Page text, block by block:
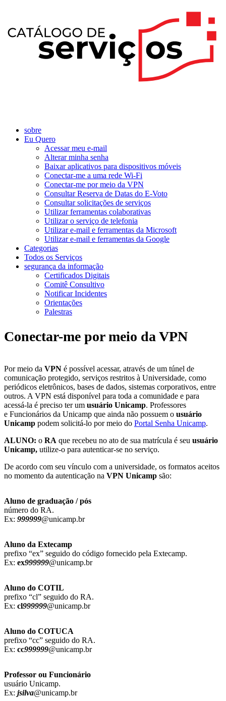
sobre
Eu Quero
Acessar meu e-mail
Alterar minha senha
Baixar aplicativos para dispositivos móveis
Conectar-me a uma rede Wi-Fi
Conectar-me por meio da VPN
Consultar Reserva de Datas do E-Voto
Consultar solicitações de serviços
Utilizar ferramentas colaborativas
Utilizar o serviço de telefonia
Utilizar e-mail e ferramentas da Microsoft
Utilizar e-mail e ferramentas da Google
Categorias
Todos os Serviços
segurança da informação
Certificados Digitais
Comitê Consultivo
Notificar Incidentes
Orientações
Palestras
Conectar-me por meio da VPN
Por meio da VPN é possível acessar, através de um túnel de
comunicação protegido, serviços restritos à Universidade, como
periódicos eletrônicos, bases de dados, sistemas corporativos, entre
outros. A VPN está disponível para toda a comunidade e para
acessá-la é preciso ter um usuário Unicamp. Professores
e Funcionários da Unicamp que ainda não possuem o usuário
Unicamp podem solicitá-lo por meio do Portal Senha Unicamp.
ALUNO: o RA que recebeu no ato de sua matrícula é seu usuário
Unicamp, utilize-o para autenticar-se no serviço.
De acordo com seu vínculo com a universidade, os formatos aceitos
no momento da autenticação na VPN Unicamp são:
Aluno de graduação / pós
número do RA.
Ex: 999999@unicamp.br
Aluno da Extecamp
prefixo “ex” seguido do código fornecido pela Extecamp.
Ex: ex999999@unicamp.br
Aluno do COTIL
prefixo “cl” seguido do RA.
Ex: cl999999@unicamp.br
Aluno do COTUCA
prefixo “cc” seguido do RA.
Ex: cc999999@unicamp.br
Professor ou Funcionário
usuário Unicamp.
Ex: jsilva@unicamp.br